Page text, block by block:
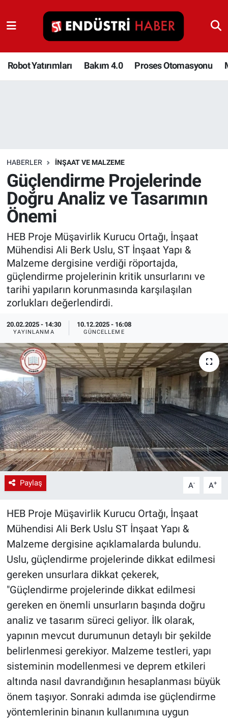
Robot Yatırımları Bakım 4.0 Proses Otomasyonu
HABERLER İNŞAAT VE MALZEME
Güçlendirme Projelerinde
Doğru Analiz ve Tasarımın
Önemi
HEB Proje Müşavirlik Kurucu Ortağı, İnşaat
Mühendisi Ali Berk Uslu, ST İnşaat Yapı &
Malzeme dergisine verdiği röportajda,
güçlendirme projelerinin kritik unsurlarını ve
tarihi yapıların korunmasında karşılaşılan
zorlukları değerlendirdi.
20.02.2025 - 14:30
YAYINLANMA
10.12.2025 - 16:08
GÜNCELLEME
Paylaş A- A+
HEB Proje Müşavirlik Kurucu Ortağı, İnşaat
Mühendisi Ali Berk Uslu ST İnşaat Yapı &
Malzeme dergisine açıklamalarda bulundu.
Uslu, güçlendirme projelerinde dikkat edilmesi
gereken unsurlara dikkat çekerek,
"Güçlendirme projelerinde dikkat edilmesi
gereken en önemli unsurların başında doğru
analiz ve tasarım süreci geliyor. İlk olarak,
yapının mevcut durumunun detaylı bir şekilde
belirlenmesi gerekiyor. Malzeme testleri, yapı
sisteminin modellenmesi ve deprem etkileri
altında nasıl davrandığının hesaplanması büyük
önem taşıyor. Sonraki adımda ise güçlendirme
yöntemlerinin binanın kullanımına uygun
Robot Yatırımları
Bakım 4.0
Depolama Çözümleri
İnşaat ve Malzeme
HaberOrtak
EndüstriST
Enerjisini Üreten Fabrikalar
Endüstri 4.0 Uygulamaları
Ağır Sanayi Çözümleri